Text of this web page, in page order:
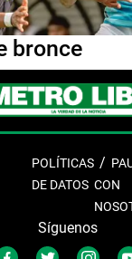
bronce
POLÍTICAS
DE DATOS CON
Síguenos